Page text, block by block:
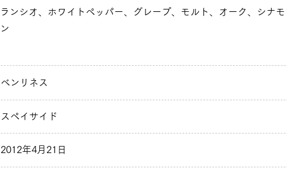
ランシオ、ホワイトペッパー、グレープ、モルト、オーク、シナ
ン
ベンリネス
スペイサイド
2012年4月21日